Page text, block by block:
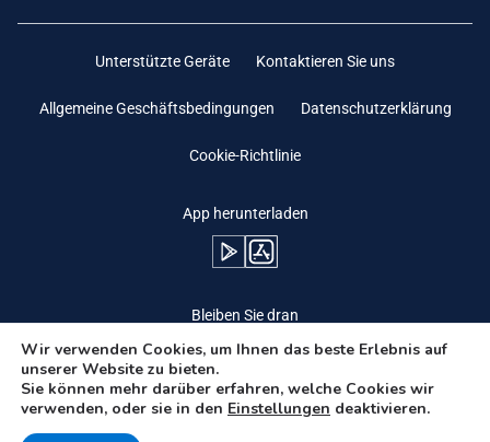
Unterstützte Geräte Kontaktieren Sie uns
Allgemeine Geschäftsbedingungen Datenschutzerklärung
Cookie-Richtlinie
App herunterladen
Bleiben Sie dran
Wir verwenden Cookies, um Ihnen das beste Erlebnis auf
unserer Website zu bieten.
Sie können mehr darüber erfahren, welche Cookies wir
verwenden, oder sie in den Einstellungen deaktivieren.